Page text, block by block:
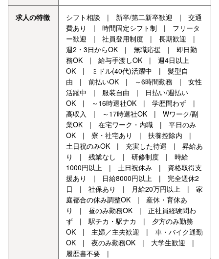
求人の特徴
シフト相談 | 新卒/第二新卒歓迎 | 交通
費あり | 時間固定シフト制 | フリータ
ー歓迎 | 社員登用制度 | 長期歓迎 |
週2・3日からOK | 無職応援 | 即日勤
務OK | 給与手渡しOK | 週4日以上
OK | ミドル(40代)活躍中 | 髪型自
由 | 前払いOK | ～6時間勤務 | 女性
活躍中 | 服装自由 | 日払い/週払い
OK | ～16時退社OK | 学歴問わず |
高収入 | ～17時退社OK | Wワーク/副
業OK | 在宅ワーク・内職 | 平日のみ
OK | 寮・社宅あり | 扶養控除内 |
土日祝のみOK | 充実した待遇 | 昇給あ
り | 残業なし | 研修制度 | 時給
1000円以上 | 土日祝休み | 資格取得支
援あり | 日給8000円以上 | 完全週休2
日 | 社保あり | 月給20万円以上 | 家
庭都合の休み調整OK | 産休・育休あ
り | 昼のみ勤務OK | 正社員経験問わ
ず | 駅チカ・駅ナカ | 夕方のみ勤務
OK | 主婦／主夫歓迎 | 車・バイク通勤
OK | 夜のみ勤務OK | 大学生歓迎 |
履歴書不要 |